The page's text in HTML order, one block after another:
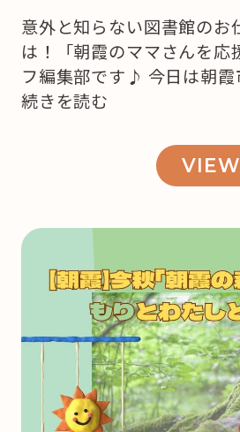
意外と知らない図書館のお
は！「朝霞のママさんを応
フ編集部です♪ 今日は朝
“知
ク
リ！！
の
ヒ・
ミ・
続きを読む